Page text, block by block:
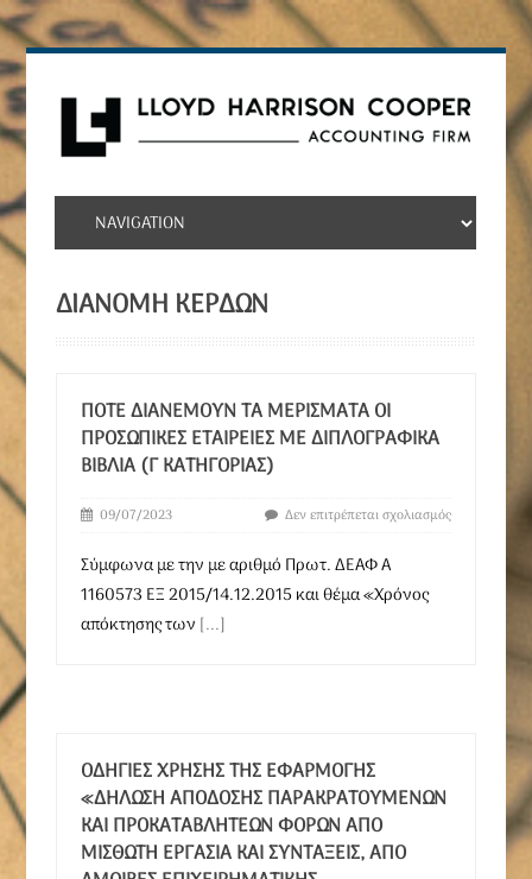
ΔΙΑΝΟΜΉ ΚΕΡΔΏΝ
ΠΌΤΕ ΔΙΑΝΈΜΟΥΝ ΤΑ ΜΕΡΊΣΜΑΤΑ ΟΙ
ΠΡΟΣΩΠΙΚΈΣ ΕΤΑΙΡΕΊΕΣ ΜΕ ΔΙΠΛΟΓΡΑΦΙΚΆ
ΒΙΒΛΊΑ (Γ ΚΑΤΗΓΟΡΊΑΣ)
09/07/2023 Δεν επιτρέπεται σχολιασμός
Σύμφωνα με την με αριθμό Πρωτ. ΔΕΑΦ Α
1160573 ΕΞ 2015/14.12.2015 και θέμα «Χρόνος
απόκτησης των [...]
ΟΔΗΓΊΕΣ ΧΡΉΣΗΣ ΤΗΣ ΕΦΑΡΜΟΓΉΣ
«ΔΉΛΩΣΗ ΑΠΌΔΟΣΗΣ ΠΑΡΑΚΡΑΤΟΎΜΕΝΩΝ
ΚΑΙ ΠΡΟΚΑΤΑΒΛΗΤΈΩΝ ΦΌΡΩΝ ΑΠΌ
ΜΙΣΘΩΤΉ ΕΡΓΑΣΊΑ ΚΑΙ ΣΥΝΤΆΞΕΙΣ, ΑΠΌ